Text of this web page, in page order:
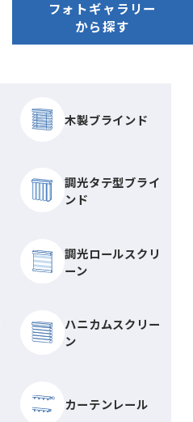
フォトギャラリー
から探す
木製ブラインド
調光タテ型ブライ
ンド
調光ロールスクリ
ーン
ハニカムスクリー
ン
カーテンレール